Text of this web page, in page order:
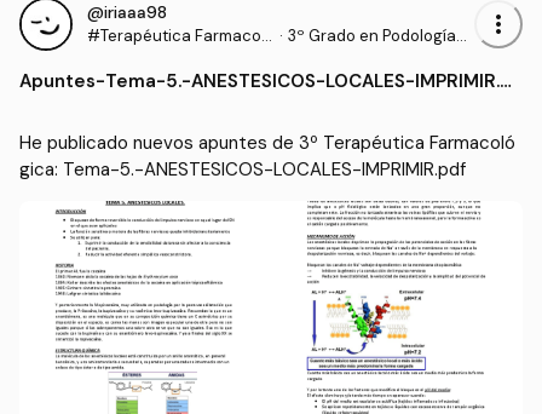
@iriaaa98
#Terapéutica Farmacol
· 3º Grado en Podología
more_vert
Apuntes-Tema-5.-ANESTESICOS-LOCALES-IMPRIMIR.p
He publicado nuevos apuntes de 3º Terapéutica Farmacoló
gica: Tema-5.-ANESTESICOS-LOCALES-IMPRIMIR.pdf